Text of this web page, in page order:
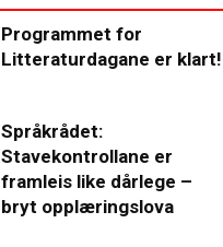
Programmet for
Litteraturdagane er klart!
Språkrådet:
Stavekontrollane er
framleis like dårlege –
bryt opplæringslova